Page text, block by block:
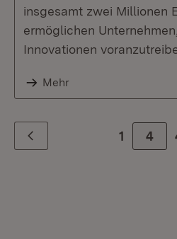
insgesamt zwei Millionen
ermöglichen
Innovationen
Mehr
Zurück 1 4